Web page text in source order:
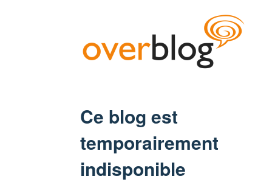
Ce blog est
temporairement
indisponible